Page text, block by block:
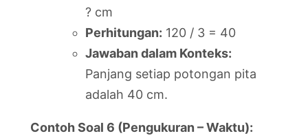
? cm
Perhitungan: 120 / 3 = 40
Jawaban dalam Konteks:
Panjang setiap potongan pita
adalah 40 cm.
Contoh Soal 6 (Pengukuran – Waktu):